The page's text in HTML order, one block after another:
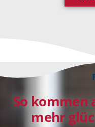
So kommen
mehr